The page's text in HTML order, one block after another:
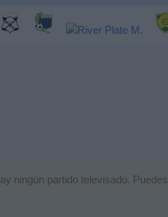
ningún partido televisado.